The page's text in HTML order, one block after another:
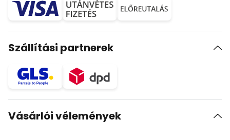
Szállítási partnerek
Vásárlói vélemények